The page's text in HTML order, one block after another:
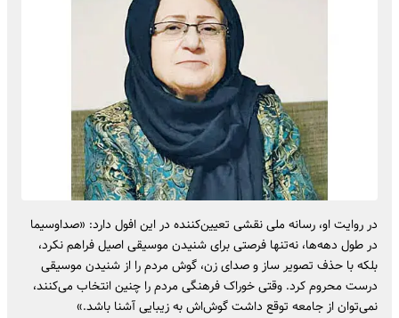
در روایت او، رسانه ملی نقشی تعیین‌کننده در این افول دارد: «صداوسیما
در طول دهه‌ها، نه‌تنها فرصتی برای شنیدن موسیقی اصیل فراهم نکرد،
بلکه با حذف تصویر ساز و صدای زن، گوش مردم را از شنیدن موسیقی
درست محروم کرد. وقتی خوراک فرهنگی مردم را چنین انتخاب می‌کنند،
نمی‌توان از جامعه توقع داشت گوش‌اش به زیبایی آشنا باشد.»